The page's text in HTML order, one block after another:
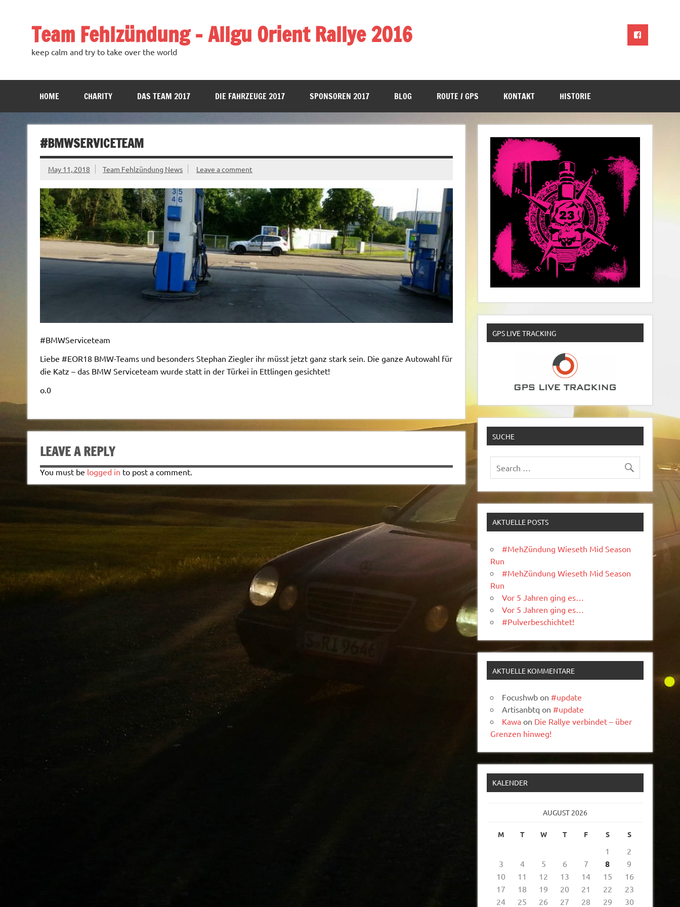
Team Fehlzündung – Allgu Orient Rallye 2016
keep calm and try to take over the world
HOME CHARITY DAS TEAM 2017 DIE FAHRZEUGE 2017 SPONSOREN 2017 BLOG ROUTE / GPS KONTAKT HISTORIE
#BMWSERVICETEAM
May 11, 2018 Team Fehlzündung News Leave a comment
#BMWServiceteam
Liebe #EOR18 BMW-Teams und besonders Stephan Ziegler ihr müsst jetzt ganz stark sein. Die ganze Autowahl für
die Katz – das BMW Serviceteam wurde statt in der Türkei in Ettlingen gesichtet!
o.0
LEAVE A REPLY
You must be logged in to post a comment.
GPS LIVE TRACKING
SUCHE
AKTUELLE POSTS
#MehZündung Wieseth Mid Season
Run
#MehZündung Wieseth Mid Season
Run
Vor 5 Jahren ging es…
Vor 5 Jahren ging es…
#Pulverbeschichtet!
AKTUELLE KOMMENTARE
Focushwb on#update
Artisanbtq on#update
Kawa on Die Rallye verbindet – über
Grenzen hinweg!
KALENDER
AUGUST 2026
M T W T F S S
1
2
3
4 5 6 7 8
9
10
11 12 13 14 15
16
17
18 19 20 21 22
23
24
25 26 27 28 29 30